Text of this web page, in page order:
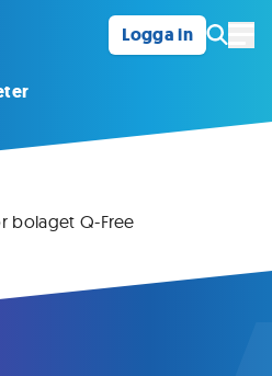
Logga in
bolaget Q-Free